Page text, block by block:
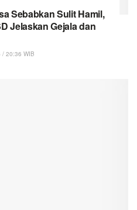
Sebabkan Sulit Hamil,
Jelaskan Gejala dan
/ 20:36 WIB